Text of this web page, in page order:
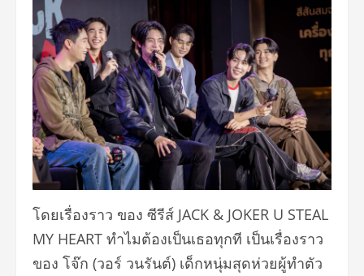
โดยเรื่องราว ของ ซีรีส์ JACK & JOKER U STEAL
MY HEART ทำไมต้องเป็นเธอทุกที เป็นเรื่องราว
ของ โจ๊ก (วอร์ วนรันต์) เด็กหนุ่มสุดห่วยผู้ทำตัว